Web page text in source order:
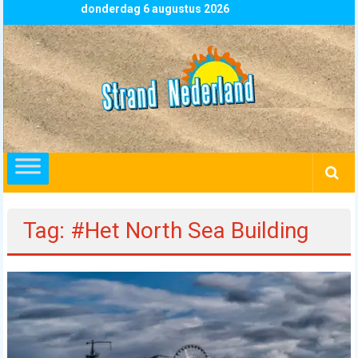
to
content
donderdag 6 augustus 2026
Strand
Nederland
overzicht
alle
strandpaviljoens
beachclubs
in
Nederland
Tag: #Het North Sea Building